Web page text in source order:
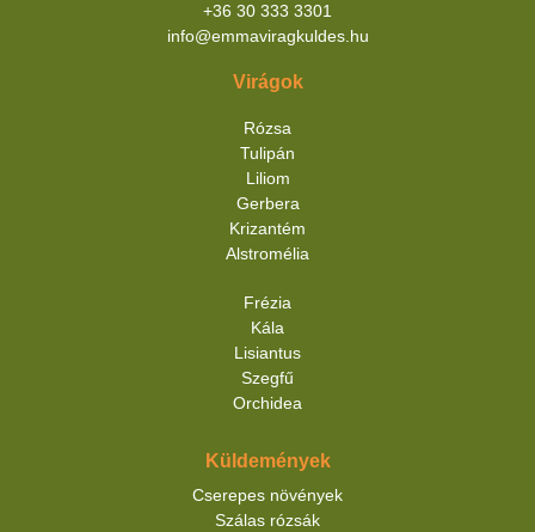
+36 30 333 3301
info@emmaviragkuldes.hu
Virágok
Rózsa
Tulipán
Liliom
Gerbera
Krizantém
Alstromélia
Frézia
Kála
Lisiantus
Szegfű
Orchidea
Küldemények
Cserepes növények
Szálas rózsák